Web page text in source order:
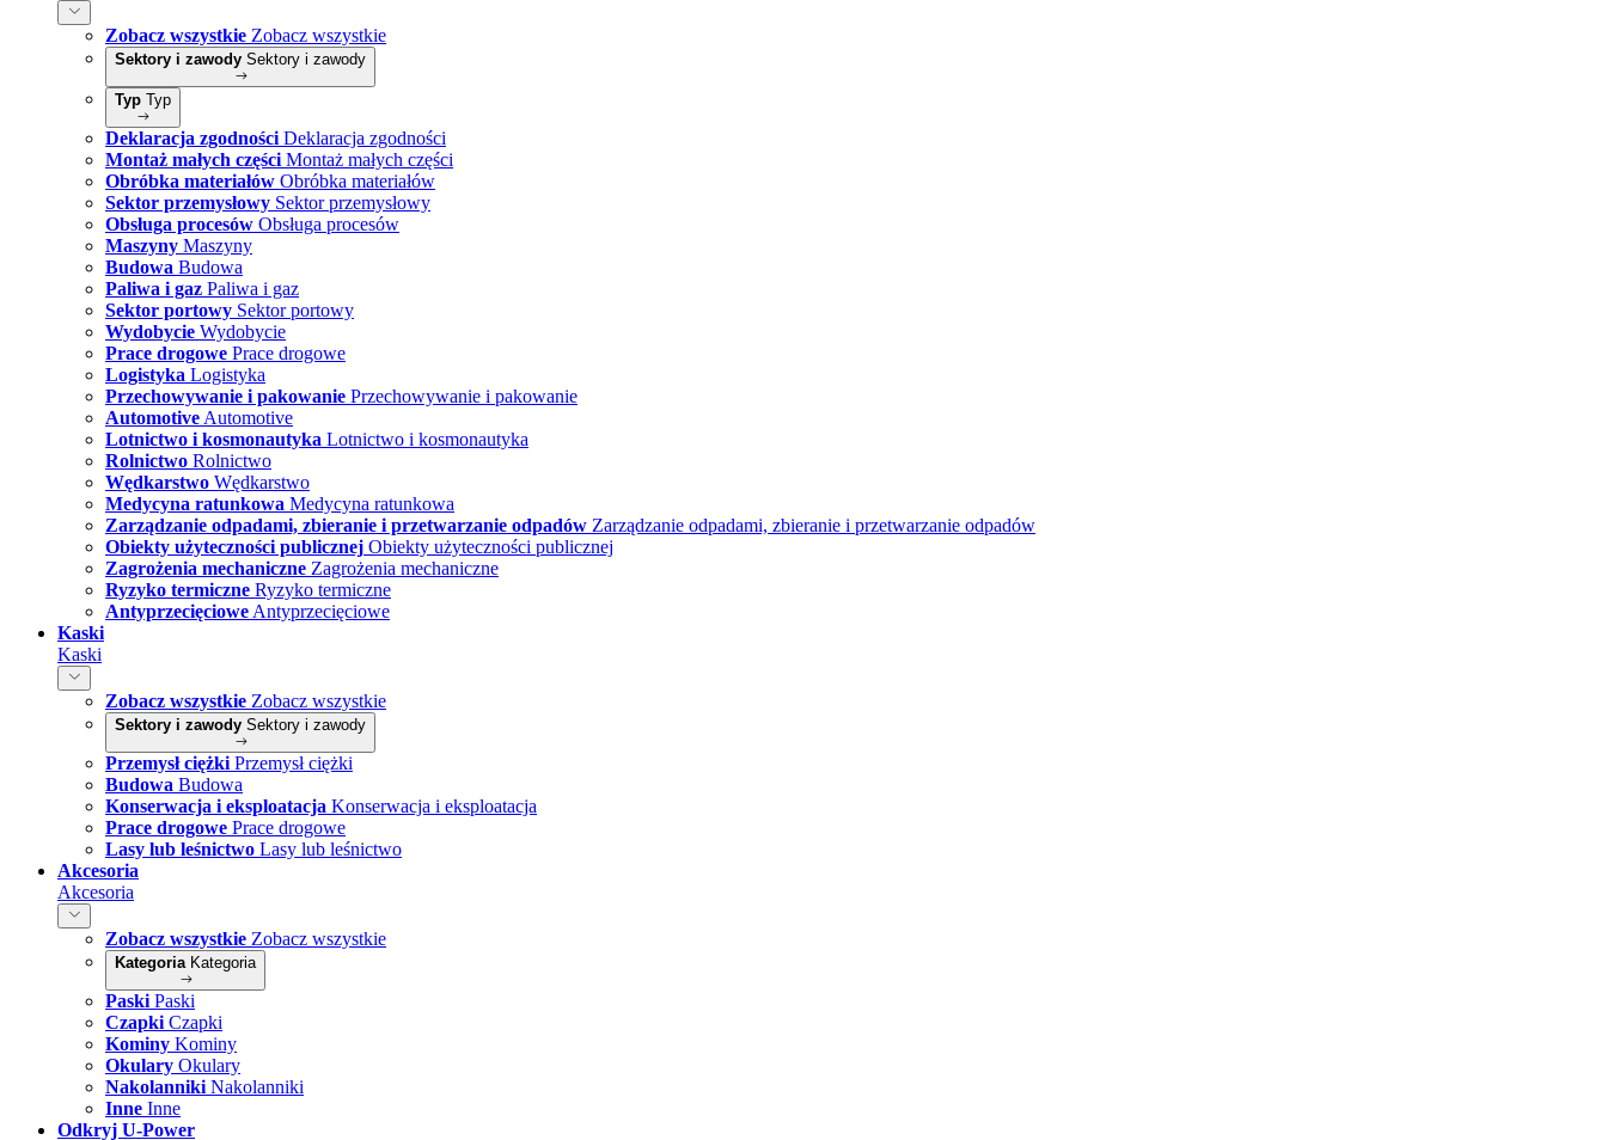
Zobacz wszystkie Zobacz wszystkie
Sektory i zawody Sektory i zawody
Typ Typ
Deklaracja zgodności Deklaracja zgodności
Montaż małych części Montaż małych części
Obróbka materiałów Obróbka materiałów
Sektor przemysłowy Sektor przemysłowy
Obsługa procesów Obsługa procesów
Maszyny Maszyny
Budowa Budowa
Paliwa i gaz Paliwa i gaz
Sektor portowy Sektor portowy
Wydobycie Wydobycie
Prace drogowe Prace drogowe
Logistyka Logistyka
Przechowywanie i pakowanie Przechowywanie i pakowanie
Automotive Automotive
Lotnictwo i kosmonautyka Lotnictwo i kosmonautyka
Rolnictwo Rolnictwo
Wędkarstwo Wędkarstwo
Medycyna ratunkowa Medycyna ratunkowa
Zarządzanie odpadami, zbieranie i przetwarzanie odpadów Zarządzanie odpadami, zbieranie i przetwarzanie odpadów
Obiekty użyteczności publicznej Obiekty użyteczności publicznej
Zagrożenia mechaniczne Zagrożenia mechaniczne
Ryzyko termiczne Ryzyko termiczne
Antyprzecięciowe Antyprzecięciowe
Kaski
Kaski
Zobacz wszystkie Zobacz wszystkie
Sektory i zawody Sektory i zawody
Przemysł ciężki Przemysł ciężki
Budowa Budowa
Konserwacja i eksploatacja Konserwacja i eksploatacja
Prace drogowe Prace drogowe
Lasy lub leśnictwo Lasy lub leśnictwo
Akcesoria
Akcesoria
Zobacz wszystkie Zobacz wszystkie
Kategoria Kategoria
Paski Paski
Czapki Czapki
Kominy Kominy
Okulary Okulary
Nakolanniki Nakolanniki
Inne Inne
Odkryj U-Power